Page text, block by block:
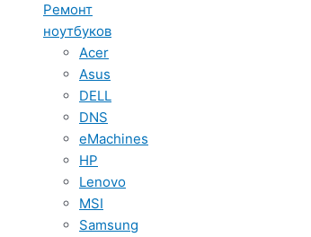
Ремонт
ноутбуков
Acer
Asus
DELL
DNS
eMachines
HP
Lenovo
MSI
Samsung